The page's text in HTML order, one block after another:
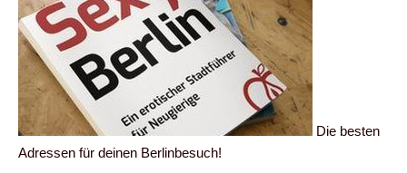
Die besten
Adressen für deinen Berlinbesuch!